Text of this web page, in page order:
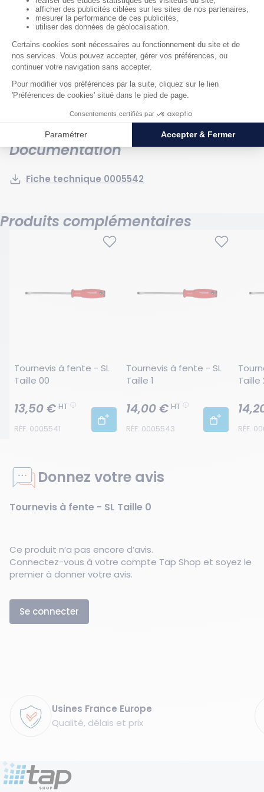
Caractéristiques techniques
Générales
Poids : 0.0282 kg
Longueur hors tout : 150 mm
Documentation
Fiche technique 0005542
Produits complémentaires
Tournevis à fente - SL
Taille 00
RÉF. 0005541
13,50 € HT
Tournevis à fente - SL
Taille 1
RÉF. 0005543
14,00 € HT
Taille
RÉF.
Donnez votre avis
Tournevis à fente - SL Taille 0
Ce produit n’a pas encore d’avis.
Connectez-vous à votre compte Tap Shop et soyez le
premier à donner votre avis.
Se connecter
Usines France Europe
Qualité, délais et prix